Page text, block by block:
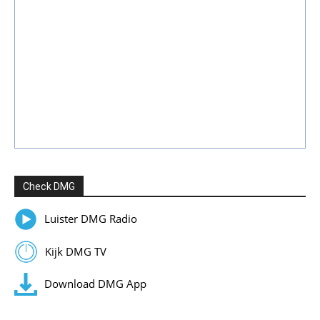
Check DMG
Luister DMG Radio
Kijk DMG TV
Download DMG App